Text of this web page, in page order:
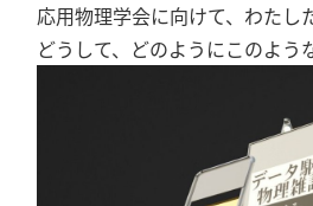
応用物理学会に向けて、わたし
どうして、どのようにこのよう